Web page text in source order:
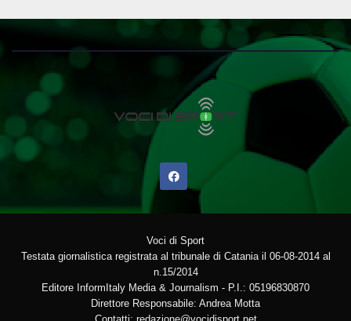
Voci di Sport
Testata giornalistica registrata al tribunale di Catania il 06-08-2014 al
n.15/2014
Editore InformItaly Media & Journalism - P.I.: 05196830870
Direttore Responsabile: Andrea Motta